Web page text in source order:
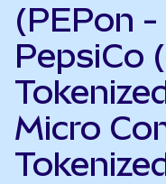
(PEPon -
PepsiCo
Micro